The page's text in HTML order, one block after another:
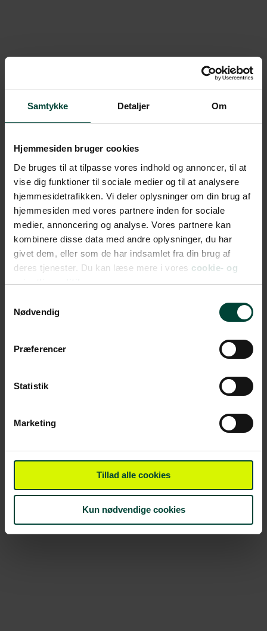
Samtykke Detaljer Om
Hjemmesiden bruger cookies
De bruges til at tilpasse vores indhold og annoncer, til at
vise dig funktioner til sociale medier og til at analysere
hjemmesidetrafikken. Vi deler oplysninger om din brug af
hjemmesiden med vores partnere inden for sociale
medier, annoncering og analyse. Vores partnere kan
kombinere disse data med andre oplysninger, du har
givet dem, eller som de har indsamlet fra din brug af
deres tjenester. Du kan læse mere i vores cookie- og
privatlivspolitik.
Nødvendig
Præferencer
Statistik
Marketing
Tillad alle cookies
Kun nødvendige cookies